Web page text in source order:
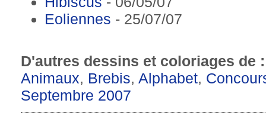
Eoliennes - 25/07/07
D'autres dessins et coloriages de
Animaux, Brebis, Alphabet,
Septembre 2007